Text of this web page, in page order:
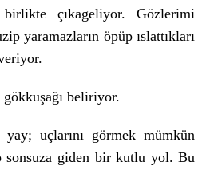
çıkageliyor. Gözlerimi
yaramazların öpüp ıslattıkları
beliriyor.
uçlarını görmek mümkün
sonsuza giden bir kutlu yol. Bu